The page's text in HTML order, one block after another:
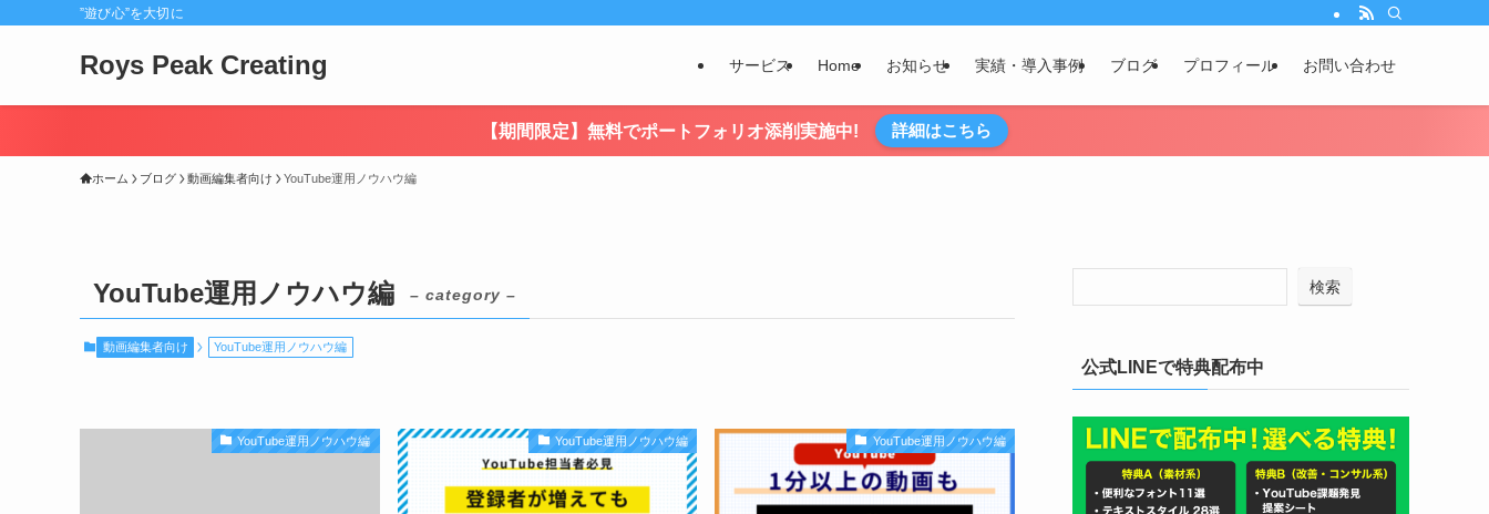
”遊び心”を大切に
Roys Peak Creating サービス Home お知らせ 実績・導入事例 ブログ プロフィール お問い合わせ
【期間限定】無料でポートフォリオ添削実施中! 詳細はこちら
ホーム ブログ 動画編集者向け YouTube運用ノウハウ編
YouTube運用ノウハウ編 – category –
動画編集者向け YouTube運用ノウハウ編
YouTube運用ノウハウ編 YouTube運用ノウハウ編 YouTube運用ノウハウ編
検索
公式LINEで特典配布中